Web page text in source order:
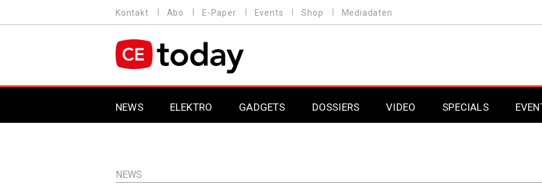
zum
MENU
Kontakt Abo E-Paper Events Shop Mediadaten
MAIN NAVIGATION
NEWS ELEKTRO GADGETS DOSSIERS VIDEO SPECIALS
NEWS